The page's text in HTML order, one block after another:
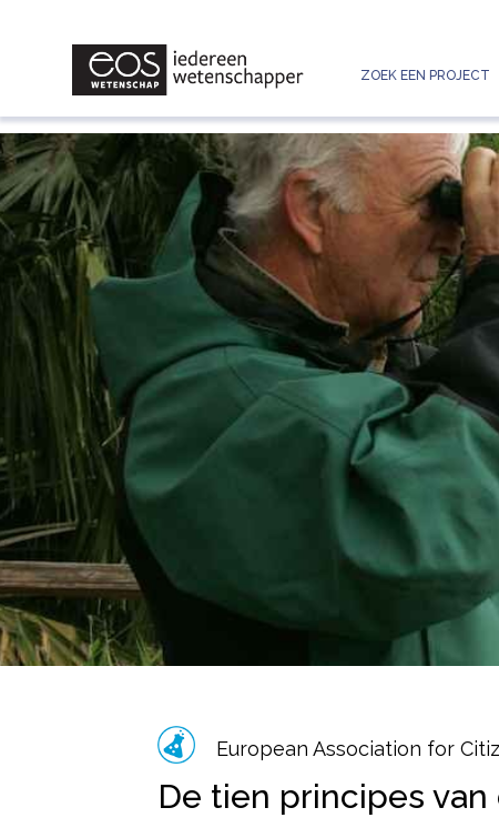
ZOEK EEN PROJECT
European Association for
De tien principes